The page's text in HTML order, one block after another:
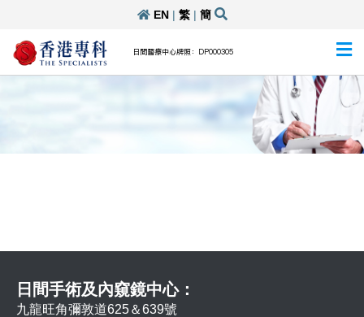
EN| 繁| 簡
日間醫療中心牌照：DP000305
日間手術及內窺鏡中心：
九龍旺角彌敦道625＆639號